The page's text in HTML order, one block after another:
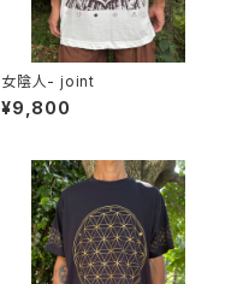
女陰人- joint
¥9,800